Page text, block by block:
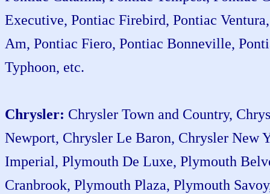
Executive, Pontiac Firebird, Pontiac
Am, Pontiac Fiero, Pontiac Bonneville,
Typhoon, etc.
Chrysler: Chrysler Town and Country,
Newport, Chrysler Le Baron, Chrysler New
Imperial, Plymouth De Luxe, Plymouth
Cranbrook, Plymouth Plaza, Plymouth